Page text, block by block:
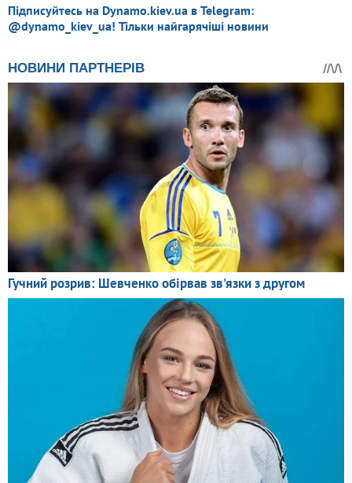
Підписуйтесь на Dynamo.kiev.ua в Telegram:
@dynamo_kiev_ua! Тільки найгарячіші новини